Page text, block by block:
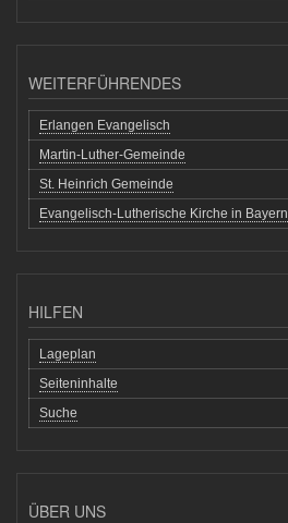
WEITERFÜHRENDES
Erlangen Evangelisch
Martin-Luther-Gemeinde
St. Heinrich Gemeinde
Evangelisch-Lutherische Kirche in Bayern
HILFEN
Lageplan
Seiteninhalte
Suche
ÜBER UNS